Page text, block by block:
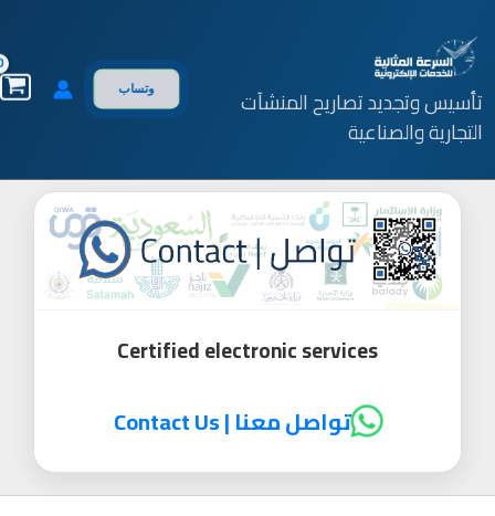
إلى
المحتوى
تأسيس وتجديد تصاريح المنشآت
التجارية والصناعية
وتساب
Certified electronic services
تواصل معنا | Contact Us